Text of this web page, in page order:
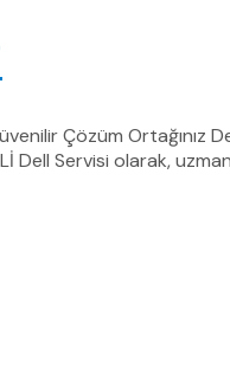
Çözüm
Dell Servisi olarak,